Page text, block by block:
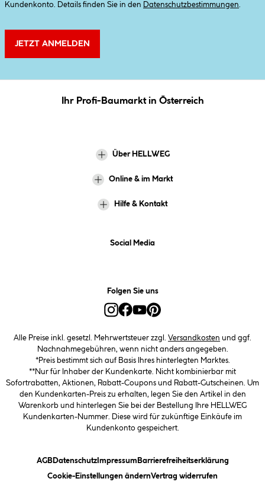
Kundenkonto. Details finden Sie in den
Datenschutzbestimmungen
JETZT ANMELDEN
Ihr Profi-Baumarkt in Österreich
Über HELLWEG
Online & im Markt
Hilfe & Kontakt
Social Media
Folgen Sie uns
Alle Preise inkl. gesetzl. Mehrwertsteuer zzgl. Versandkosten und ggf.
Nachnahmegebühren, wenn nicht anders angegeben.
*Preis bestimmt sich auf Basis Ihres hinterlegten Marktes.
**Nur für Inhaber der Kundenkarte. Nicht kombinierbar mit
Sofortrabatten, Aktionen, Rabatt-Coupons und Rabatt-Gutscheinen. Um
den Kundenkarten-Preis zu erhalten, legen Sie den Artikel in den
Warenkorb und hinterlegen Sie bei der Bestellung Ihre HELLWEG
Kundenkarten-Nummer. Diese wird für zukünftige Einkäufe im
Kundenkonto gespeichert.
AGB(öffnet ein Dialogfeld)
Datenschutz(öffnet ein Dialogfeld)
Impressum(öffnet ein Dialogfeld)
Barrierefreiheitserklärung(öffnet
Cookie-Einstellungen ändern(öffnet ein Dialogfeld)
Vertrag widerrufen